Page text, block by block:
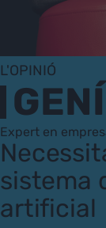
L'OPINIÓ
Expert en
sistema
artificial